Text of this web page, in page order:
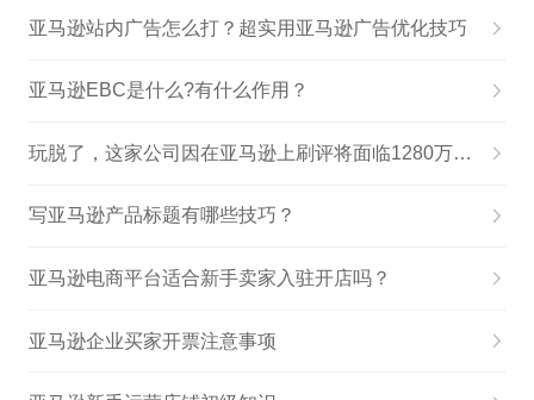
亚马逊站内广告怎么打？超实用亚马逊广告优化技巧
亚马逊EBC是什么?有什么作用？
玩脱了，这家公司因在亚马逊上刷评将面临1280万美元的罚款
写亚马逊产品标题有哪些技巧？
亚马逊电商平台适合新手卖家入驻开店吗？
亚马逊企业买家开票注意事项